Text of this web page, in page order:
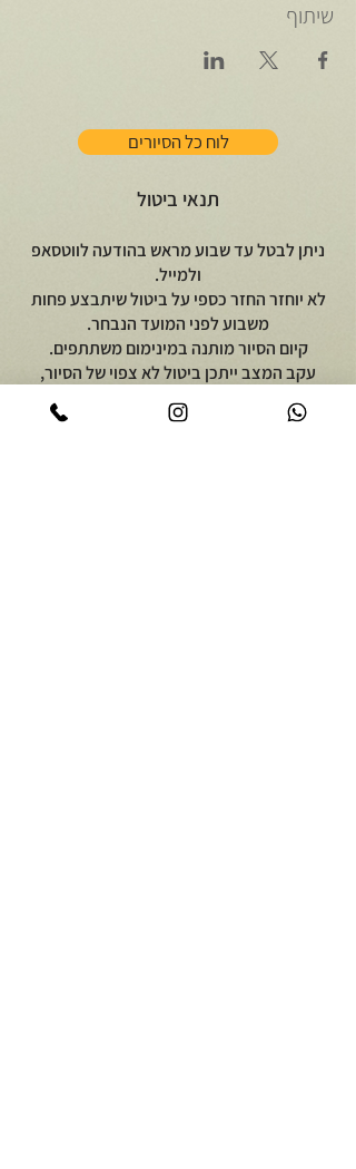
שיתוף
לוח כל הסיורים
תנאי ביטול
ניתן לבטל עד שבוע מראש בהודעה לווטסאפ
ולמייל.
לא יוחזר החזר כספי על ביטול שיתבצע פחות
משבוע לפני המועד הנבחר.
קיום הסיור מותנה במינימום משתתפים.
עקב המצב ייתכן ביטול לא צפוי של הסיור,
במקרה של ביטול מצד המארגנים/מיקה
פודארט או מטעם פיקוד העורף יהיה אפשר